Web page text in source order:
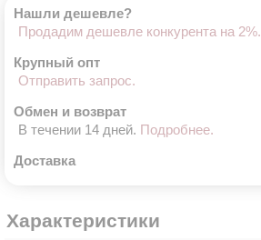
Нашли дешевле?
Продадим дешевле конкурента на 2%.
Крупный опт
Отправить запрос.
Обмен и возврат
В течении 14 дней. Подробнее.
Доставка
Характеристики